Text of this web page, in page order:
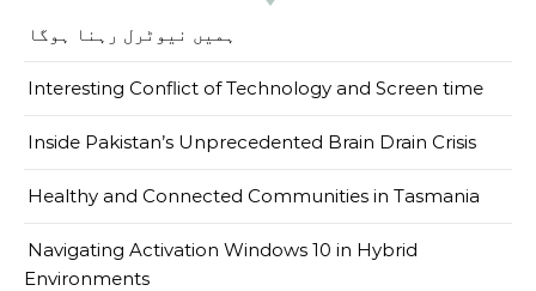
ہمیں نیوٹرل رہنا ہوگا
Interesting Conflict of Technology and Screen time
Inside Pakistan’s Unprecedented Brain Drain Crisis
Healthy and Connected Communities in Tasmania
Navigating Activation Windows 10 in Hybrid
Environments